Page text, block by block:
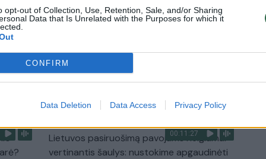
opt-out of Collection, Use, Retention, Sale, and/or Sharing
Data that Is Unrelated with the Purposes for which it
CONFIRM
Data Deletion Data Access Privacy Policy
pavojingą įprotį: tą daro daugiau nei pusė
pradinukų
00:11:27
Lietuvos pasiruošimą pavojams neigiamai
vertinantis šaulys: nustokime apgaudinėti